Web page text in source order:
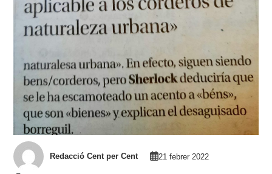
Redacció Cent per Cent 21 febrer 2022